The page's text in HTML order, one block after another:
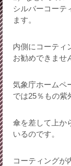
シルバーコーテ
ます。
内側にコーティ
お勧めできませ
気象庁ホームペ
では25％もの紫
傘を差して上か
いるのです。
コーティングが